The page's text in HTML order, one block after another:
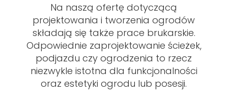
Na naszą ofertę dotyczącą
projektowania i tworzenia ogrodów
składają się także prace brukarskie.
Odpowiednie zaprojektowanie ścieżek,
podjazdu czy ogrodzenia to rzecz
niezwykle istotna dla funkcjonalności
oraz estetyki ogrodu lub posesji.